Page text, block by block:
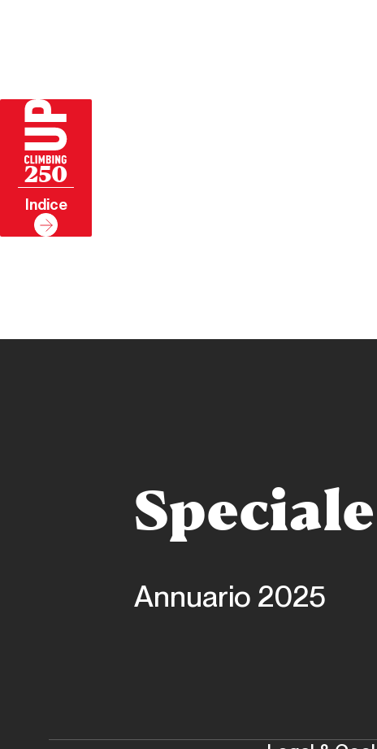
250
Indice
Speciale
Annuario 2025